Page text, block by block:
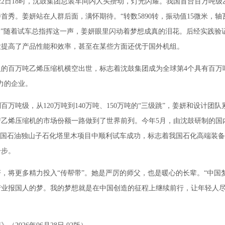
秀。姜妍站在人群后面，满怀期待。“转数5890转，振动值15微米，轴
随着试车总指挥这一声，姜妍眼里闪动着梦想成真的泪花。后经实践验
高了产品性能和效率，甚至在某些方面还优于国外机组。
万吨乙烯压缩机横空出世，标志着沈鼓集团成为全球第4个具有百万
的企业。
吨级，从120万吨到140万吨、150万吨的“三级跳”，姜妍和设计团队
烯压缩机的市场份额一路做到了世界前列。今年5月，由沈鼓研制的国
石油独山子石化塔里木项目中顺利试车成功，标志着我国石化高端装
。
更多精力投入“传帮带”。她是严厉的师父，也是暖心的长辈。“中国
报国人的梦。我的梦想就是在中国创造的征程上继续前行，让年轻人